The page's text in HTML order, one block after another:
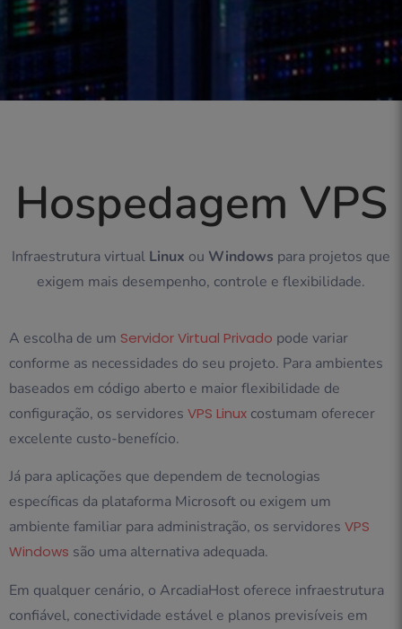
Hospedagem VPS
Infraestrutura virtual Linux ou Windows para projetos que
exigem mais desempenho, controle e flexibilidade.
A escolha de um Servidor Virtual Privado pode variar
conforme as necessidades do seu projeto. Para ambientes
baseados em código aberto e maior flexibilidade de
configuração, os servidores VPS Linux costumam oferecer
excelente custo-benefício.
Já para aplicações que dependem de tecnologias
específicas da plataforma Microsoft ou exigem um
ambiente familiar para administração, os servidores VPS
Windows são uma alternativa adequada.
Em qualquer cenário, o ArcadiaHost oferece infraestrutura
confiável, conectividade estável e planos previsíveis em